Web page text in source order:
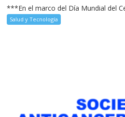
***En el marco del Día Mundial del
Salud y Tecnología